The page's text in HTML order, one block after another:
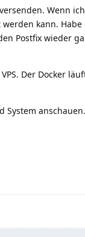
Wenn
kann. Habe
Postfix wieder
Der Docker
System anschauen.